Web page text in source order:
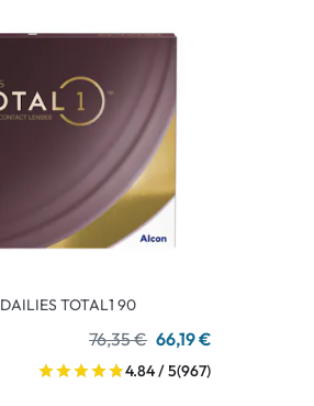
DAILIES TOTAL1 90
76,35 € 66,19 €
4.84 / 5(967)